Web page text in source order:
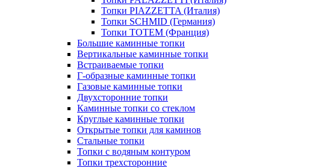
Топки PIAZZETTA (Италия)
Топки SCHMID (Германия)
Топки TOTEM (Франция)
Большие каминные топки
Вертикальные каминные топки
Встраиваемые топки
Г-образные каминные топки
Газовые каминные топки
Двухсторонние топки
Каминные топки со стеклом
Круглые каминные топки
Открытые топки для каминов
Стальные топки
Топки с водяным контуром
Топки трехсторонние